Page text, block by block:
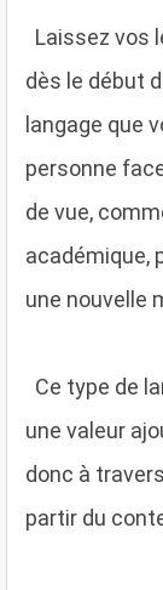
Laissez vos
dès le début
langage que
personne
de vue,
académique,
une nouvelle
Ce type de
une valeur
donc à
partir du